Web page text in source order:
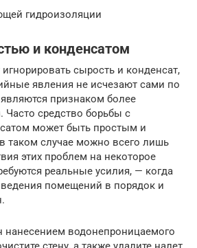
гидроизоляции
и конденсатом
сырость и конденсат,
явления не исчезают сами по
признаком более
Часто средство борьбы с
может быть простым и
таком случае можно всего лишь
этих проблем на некоторое
реальные усилия, — когда
помещений в порядок и
нанесением водонепроницаемого